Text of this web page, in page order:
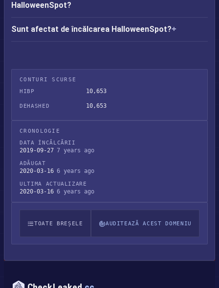
HalloweenSpot?
Sunt afectat de încălcarea HalloweenSpot?
CONTURI SCURSE
HIBP
10,653
DEHASHED 10,653
CRONOLOGIE
DATA ÎNCĂLCĂRII
2019-09-27 7 years ago
ADĂUGAT
2020-03-16 6 years ago
ULTIMA ACTUALIZARE
2020-03-16 6 years ago
TOATE BREȘELE AUDITEAZĂ ACEST DOMENIU